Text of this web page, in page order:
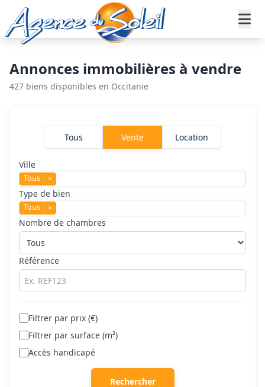
Aller au contenu principal
Accueil Annonces immobilières Vente
Annonces immobilières à vendre
427 biens disponibles en Occitanie
Tous Vente Location
Ville
Tous ×
Type de bien
Tous ×
Nombre de chambres
Référence
Filtrer par prix (€)
Filtrer par surface (m²)
Accès handicapé
Rechercher